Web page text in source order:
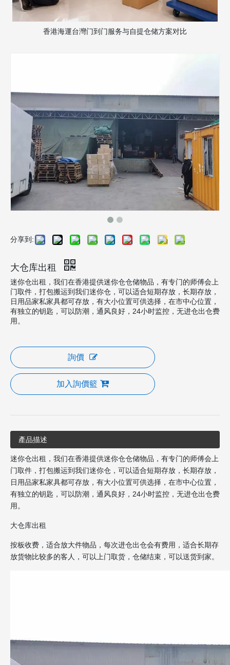
香港海運台灣门到门服务与自提仓储方案对比
分享到:
大仓库出租
迷你仓出租，我们在香港提供迷你仓仓储物品，有专门的师傅会上
门取件，打包搬运到我们迷你仓，可以适合短期存放，长期存放，
日用品家私家具都可存放，有大小位置可供选择，在市中心位置，
有独立的钥匙，可以防潮，通风良好，24小时监控，无进仓出仓费
用。
詢價
加入詢價籃
產品描述
迷你仓出租，我们在香港提供迷你仓仓储物品，有专门的师傅会上
门取件，打包搬运到我们迷你仓，可以适合短期存放，长期存放，
日用品家私家具都可存放，有大小位置可供选择，在市中心位置，
有独立的钥匙，可以防潮，通风良好，24小时监控，无进仓出仓费
用。
大仓库出租
按板收费，适合放大件物品，每次进仓出仓会有费用，适合长期存
放货物比较多的客人，可以上门取货，仓储结束，可以送货到家。